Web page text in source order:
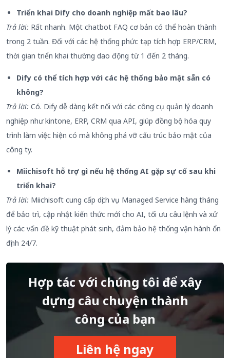
Triển khai Dify cho doanh nghiệp mất bao lâu?
Trả lời: Rất nhanh. Một chatbot FAQ cơ bản có thể hoàn thành
trong 2 tuần. Đối với các hệ thống phức tạp tích hợp ERP/CRM,
thời gian triển khai thường dao động từ 1 đến 2 tháng.
Dify có thể tích hợp với các hệ thống bảo mật sẵn có
không?
Trả lời: Có. Dify dễ dàng kết nối với các công cụ quản lý doanh
nghiệp như kintone, ERP, CRM qua API, giúp đồng bộ hóa quy
trình làm việc hiện có mà không phá vỡ cấu trúc bảo mật của
công ty.
Miichisoft hỗ trợ gì nếu hệ thống AI gặp sự cố sau khi
triển khai?
Trả lời: Miichisoft cung cấp dịch vụ Managed Service hàng tháng
để bảo trì, cập nhật kiến thức mới cho AI, tối ưu câu lệnh và xử
lý các vấn đề kỹ thuật phát sinh, đảm bảo hệ thống vận hành ổn
định 24/7.
Hợp tác với chúng tôi để xây
dựng câu chuyện thành
công của bạn
Liên hệ ngay